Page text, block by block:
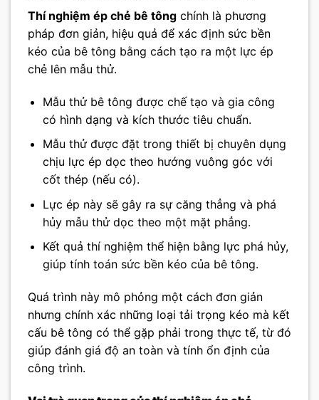
Thí nghiệm ép chẻ bê tông chính là phương
pháp đơn giản, hiệu quả để xác định sức bền
kéo của bê tông bằng cách tạo ra một lực ép
chẻ lên mẫu thử.
Mẫu thử bê tông được chế tạo và gia công
có hình dạng và kích thước tiêu chuẩn.
Mẫu thử được đặt trong thiết bị chuyên dụng
chịu lực ép dọc theo hướng vuông góc với
cốt thép (nếu có).
Lực ép này sẽ gây ra sự căng thẳng và phá
hủy mẫu thử dọc theo một mặt phẳng.
Kết quả thí nghiệm thể hiện bằng lực phá hủy,
giúp tính toán sức bền kéo của bê tông.
Quá trình này mô phỏng một cách đơn giản
nhưng chính xác những loại tải trọng kéo mà kết
cấu bê tông có thể gặp phải trong thực tế, từ đó
giúp đánh giá độ an toàn và tính ổn định của
công trình.